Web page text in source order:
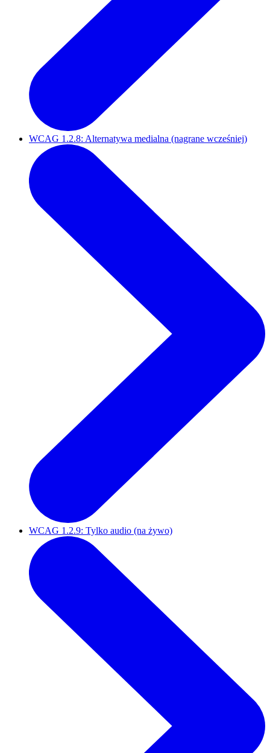
WCAG 1.2.8: Alternatywa medialna (nagrane wcześniej)
WCAG 1.2.9: Tylko audio (na żywo)